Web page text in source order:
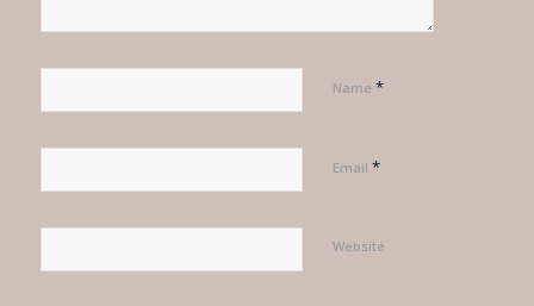
Name *
Email *
Website